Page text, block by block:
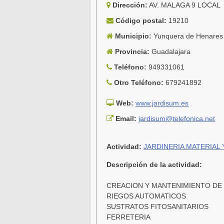
Dirección: AV. MALAGA 9 LOCAL
Código postal: 19210
Municipio: Yunquera de Henares
Provincia: Guadalajara
Teléfono: 949331061
Otro Teléfono: 679241892
Web: www.jardisum.es
Email: jardisum@telefonica.net
Actividad:JARDINERIA MATERIAL
Descripción de la actividad:
CREACION Y MANTENIMIENTO DE
RIEGOS AUTOMATICOS
SUSTRATOS FITOSANITARIOS
FERRETERIA